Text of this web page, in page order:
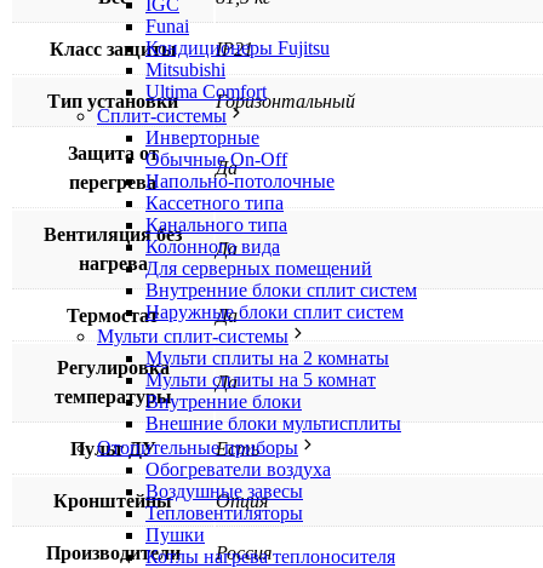
Funai
Кондиционеры Fujitsu
Mitsubishi
Ultima Comfort
Сплит-системы
Инверторные
Обычные On-Off
Напольно-потолочные
Кассетного типа
Канального типа
Колонного вида
Для серверных помещений
Внутренние блоки сплит систем
Наружные блоки сплит систем
Мульти сплит-системы
Мульти сплиты на 2 комнаты
Мульти сплиты на 5 комнат
Внутренние блоки
Внешние блоки мультисплиты
Отопительные приборы
Обогреватели воздуха
Воздушные завесы
Тепловентиляторы
Пушки
Котлы нагрева теплоносителя
Класс защиты IP21
Тип установки Горизонтальный
Защита от
перегрева
Да
Вентиляция без
нагрева
Да
Термостат Да
Регулировка
температуры
Да
Пульт ДУ Есть
Кронштейны Опция
Производители Россия